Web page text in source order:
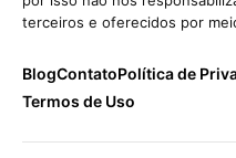
terceiros e oferecidos por
BlogContatoPolítica de
Termos de Uso